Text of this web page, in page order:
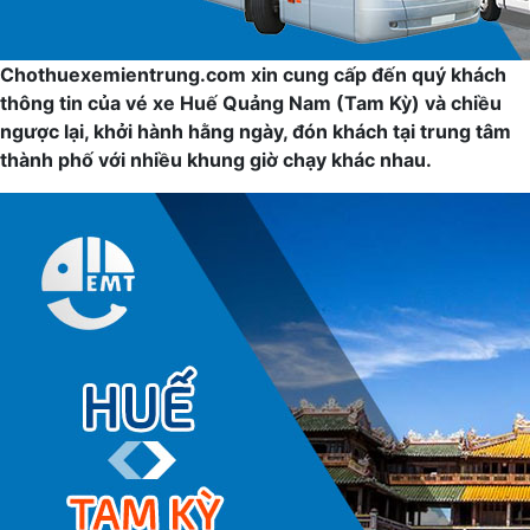
Chothuexemientrung.com xin cung cấp đến quý khách
thông tin của vé xe Huế Quảng Nam (Tam Kỳ) và chiều
ngược lại, khởi hành hằng ngày, đón khách tại trung tâm
thành phố với nhiều khung giờ chạy khác nhau.